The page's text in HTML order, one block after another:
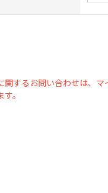
するお問い合わせは、
。